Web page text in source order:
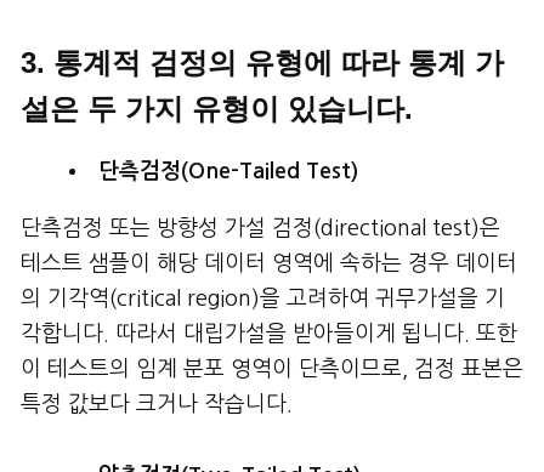
3. 통계적 검정의 유형에 따라 통계 가
설은 두 가지 유형이 있습니다.
단측검정(One-Tailed Test)
단측검정 또는 방향성 가설 검정(directional test)은
테스트 샘플이 해당 데이터 영역에 속하는 경우 데이터
의 기각역(critical region)을 고려하여 귀무가설을 기
각합니다. 따라서 대립가설을 받아들이게 됩니다. 또한
이 테스트의 임계 분포 영역이 단측이므로, 검정 표본은
특정 값보다 크거나 작습니다.